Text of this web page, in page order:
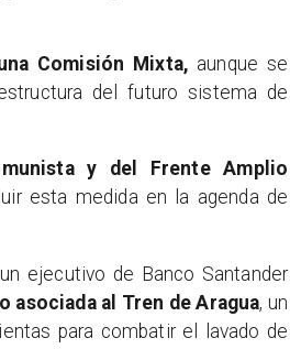
Comisión Mixta, aunque se
del futuro sistema de
y del Frente Amplio
esta medida en la agenda de
ejecutivo de Banco Santander
asociada al Tren de Aragua, un
para combatir el lavado de